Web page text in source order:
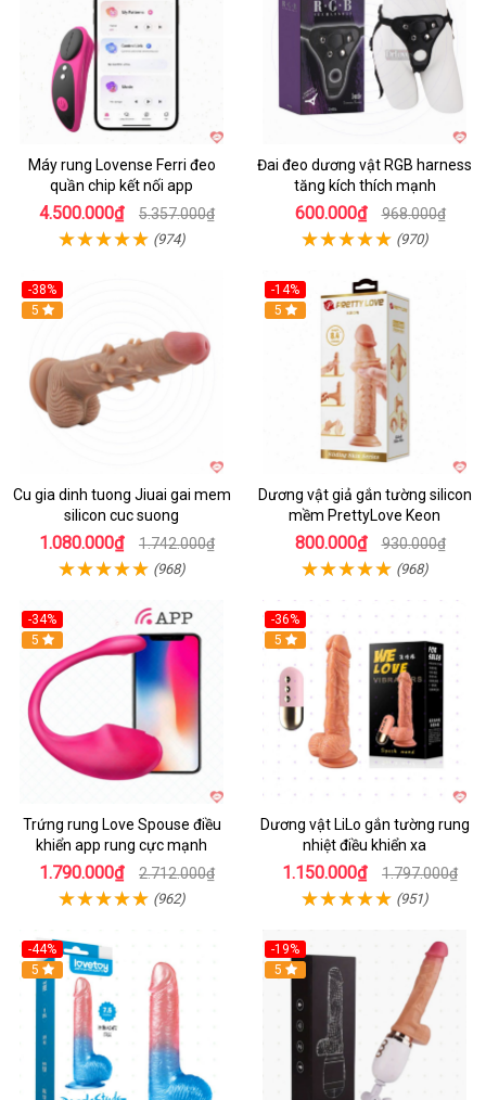
Máy rung Lovense Ferri đeo
quần chip kết nối app
4.500.000₫ 5.357.000₫
(974)
Đai đeo dương vật RGB harness
tăng kích thích mạnh
600.000₫ 968.000₫
(970)
-38%
5
Cu gia dinh tuong Jiuai gai mem
silicon cuc suong
1.080.000₫ 1.742.000₫
(968)
-14%
5
Dương vật giả gắn tường silicon
mềm PrettyLove Keon
800.000₫ 930.000₫
(968)
-34%
5
Trứng rung Love Spouse điều
khiển app rung cực mạnh
1.790.000₫ 2.712.000₫
(962)
-36%
5
Dương vật LiLo gắn tường rung
nhiệt điều khiển xa
1.150.000₫ 1.797.000₫
(951)
-44%
Hot
5
-19%
Hot
5